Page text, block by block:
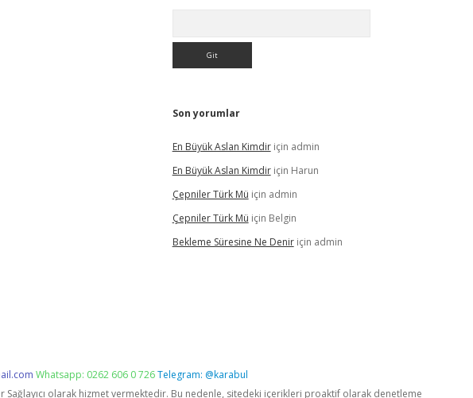
Son yorumlar
En Büyük Aslan Kimdiriçin admin
En Büyük Aslan Kimdiriçin Harun
Çepniler Türk Mü için admin
Çepniler Türk Mü için Belgin
Bekleme Süresine Ne Deniriçin admin
Whatsapp: 0262 606 0 726Telegram: @karabul
Sağlayıcı olarak hizmet vermektedir. Bu nedenle, sitedeki içerikleri proaktif olarak denetleme